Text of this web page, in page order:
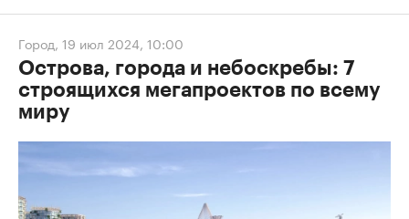
Город, 19 июл 2024, 10:00
Острова, города и небоскребы: 7
строящихся мегапроектов по всему
миру